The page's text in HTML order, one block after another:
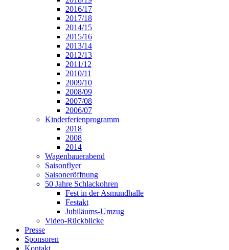
2016/17
2017/18
2014/15
2015/16
2013/14
2012/13
2011/12
2010/11
2009/10
2008/09
2007/08
2006/07
Kinderferienprogramm
2018
2008
2014
Wagenbauerabend
Saisonflyer
Saisoneröffnung
50 Jahre Schlackohren
Fest in der Asmundhalle
Festakt
Jubiläums-Umzug
Video-Rückblicke
Presse
Sponsoren
Kontakt